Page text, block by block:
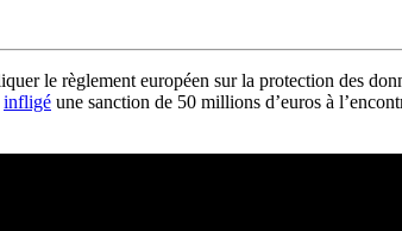
le règlement européen sur la protection des
infligé une sanction de 50 millions d’euros à